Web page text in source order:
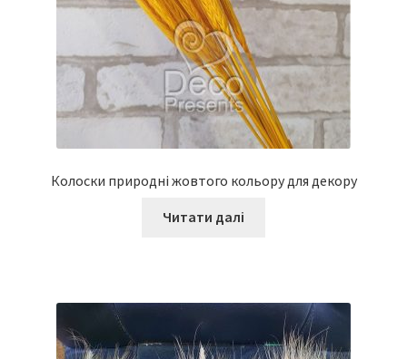
Колоски природні жовтого кольору для декору
Читати далі